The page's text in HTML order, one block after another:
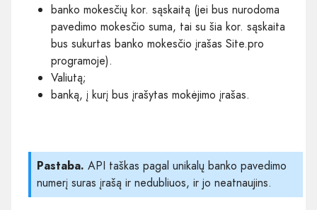
banko mokesčių kor. sąskaitą (jei bus nurodoma
pavedimo mokesčio suma, tai su šia kor. sąskaita
bus sukurtas banko mokesčio įrašas Site.pro
programoje).
Valiutą;
banką, į kurį bus įrašytas mokėjimo įrašas.
Pastaba. API taškas pagal unikalų banko pavedimo
numerį suras įrašą ir nedubliuos, ir jo neatnaujins.